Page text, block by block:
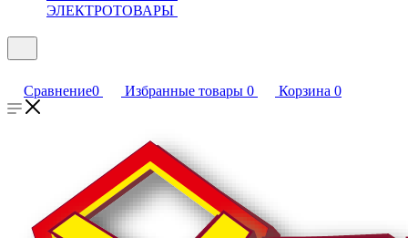
ЭЛЕКТРОТОВАРЫ
Сравнение0 Избранные товары 0 Корзина 0